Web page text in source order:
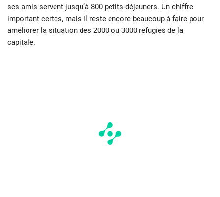
ses amis servent jusqu’à 800 petits-déjeuners. Un chiffre
important certes, mais il reste encore beaucoup à faire pour
améliorer la situation des 2000 ou 3000 réfugiés de la
capitale.